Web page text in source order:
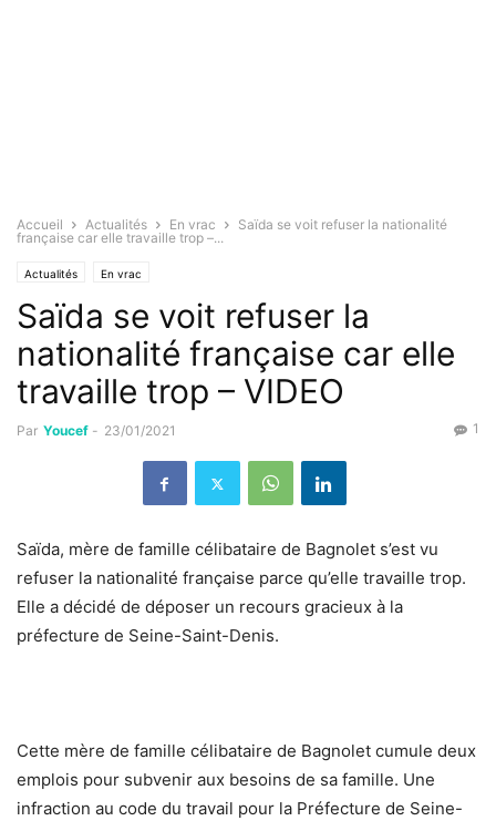
Accueil Actualités En vrac
Saïda se voit refuser la nationalité
française car elle travaille trop –...
Actualités En vrac
Saïda se voit refuser la
nationalité française car elle
travaille trop – VIDEO
Par Youcef - 23/01/2021 1
Saïda, mère de famille célibataire de Bagnolet s’est vu
refuser la nationalité française parce qu’elle travaille trop.
Elle a décidé de déposer un recours gracieux à la
préfecture de Seine-Saint-Denis.
Cette mère de famille célibataire de Bagnolet cumule deux
emplois pour subvenir aux besoins de sa famille. Une
infraction au code du travail pour la Préfecture de Seine-